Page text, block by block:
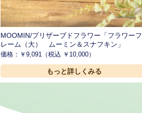
MOOMIN/プリザーブドフラワー「フラワーフ
レーム（大） ムーミン＆スナフキン」
価格：￥9,091（税込 ￥10,000）
もっと詳しくみる